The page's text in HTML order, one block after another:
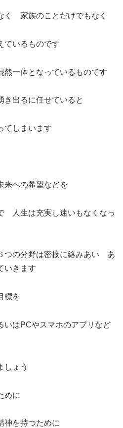
く 家族のことだけでもなく
ているものです
然一体となっているものです
出るに任せていると
てしまいます
への希望などを
人生は充実し迷いもなくなっ
つの分野は密接に絡みあい あ
いきます
標を
いはPCやスマホのアプリなど
しょう
めに
神を持つために